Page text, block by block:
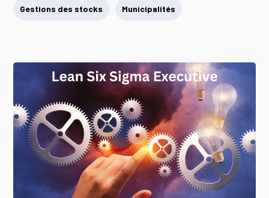
Gestions des stocks Municipalités